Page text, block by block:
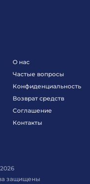
О нас
Частые вопросы
Конфиденциальность
Возврат средств
Соглашение
Контакты
защищены